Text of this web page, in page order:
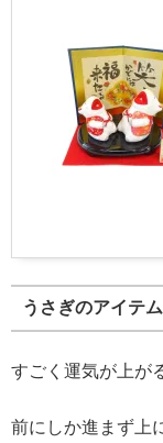
うさぎのアイテム
すごく運気が上が
前にしか進まず上